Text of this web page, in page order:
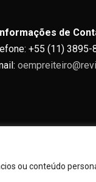
ou conteúdo
de
+55 (11) 3895-